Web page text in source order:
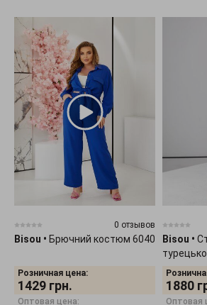
0 отзывов
Bisou • Брючний костюм 6040
Розничная цена:
1429 грн.
Оптовая цена:
Bisou •
"Пеньє"
1880
Оптовая